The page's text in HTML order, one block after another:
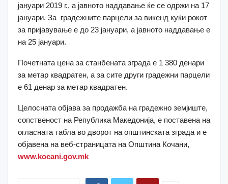
јануари 2019 г., а јавното наддавање ќе се одржи на 17
јануари. За градежните парцели за викенд куќи рокот
за пријавување е до 23 јануари, а јавното наддавање е
на 25 јануари.
Почетната цена за станбената зграда е 1 380 денари
за метар квадратен, а за сите други градежни парцели
е 61 денар за метар квадратен.
Целосната објава за продажба на градежно земјиште,
сопственост на Република Македонија, е поставена на
огласната табла во дворот на општинската зграда и е
објавена на веб-страницата на Општина Кочани,
www.kocani.gov.mk